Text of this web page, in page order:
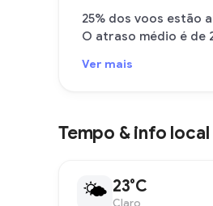
25% dos voos estão
O atraso médio é de
Ver mais
Tempo & info local
🌤 23°C
Claro